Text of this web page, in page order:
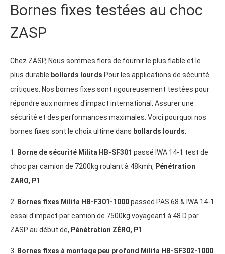
Bornes fixes testées au choc
ZASP
Chez ZASP, Nous sommes fiers de fournir le plus fiable et le
plus durable bollards lourds Pour les applications de sécurité
critiques. Nos bornes fixes sont rigoureusement testées pour
répondre aux normes d'impact international, Assurer une
sécurité et des performances maximales. Voici pourquoi nos
bornes fixes sont le choix ultime dans bollards lourds:
1. Borne de sécurité Milita HB-SF301 passé IWA 14-1 test de
choc par camion de 7200kg roulant à 48kmh, Pénétration
ZARO, P1
2. Bornes fixes Milita HB-F301-1000passed PAS 68 & IWA 14-1
essai d'impact par camion de 7500kg voyageant à 48 D par
ZASP au début de, Pénétration ZÉRO, P1
3. Bornes fixes à montage peu profond Milita HB-SF302-1000